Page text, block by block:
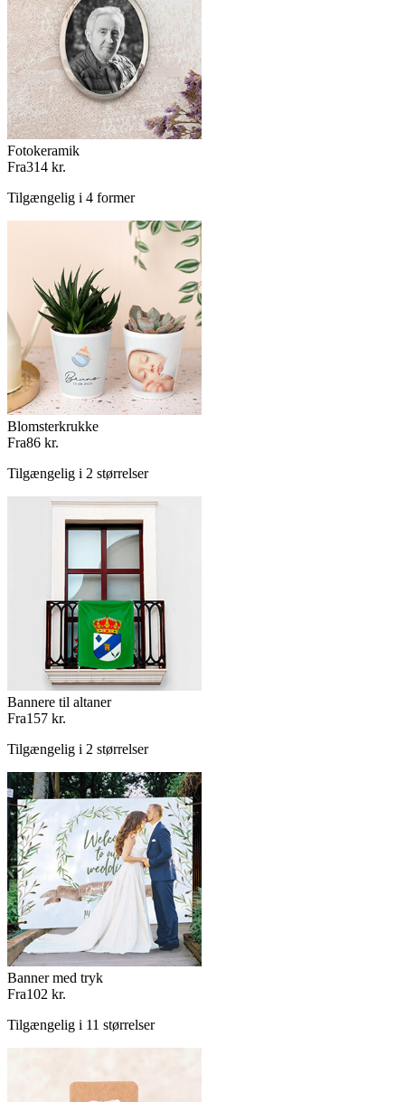
Fotokeramik
Fra314 kr.
Tilgængelig i 4 former
Blomsterkrukke
Fra86 kr.
Tilgængelig i 2 størrelser
Bannere til altaner
Fra157 kr.
Tilgængelig i 2 størrelser
Banner med tryk
Fra102 kr.
Tilgængelig i 11 størrelser